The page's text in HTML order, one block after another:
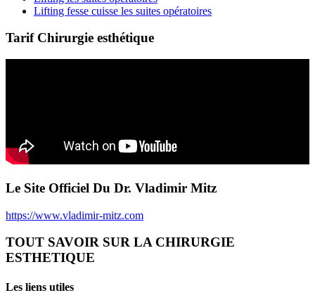
Lifting fesse cuisse les suites opératoires
Tarif Chirurgie esthétique
Le Site Officiel Du Dr. Vladimir Mitz
https://www.vladimir-mitz.com
TOUT SAVOIR SUR LA CHIRURGIE
ESTHETIQUE
Les liens utiles